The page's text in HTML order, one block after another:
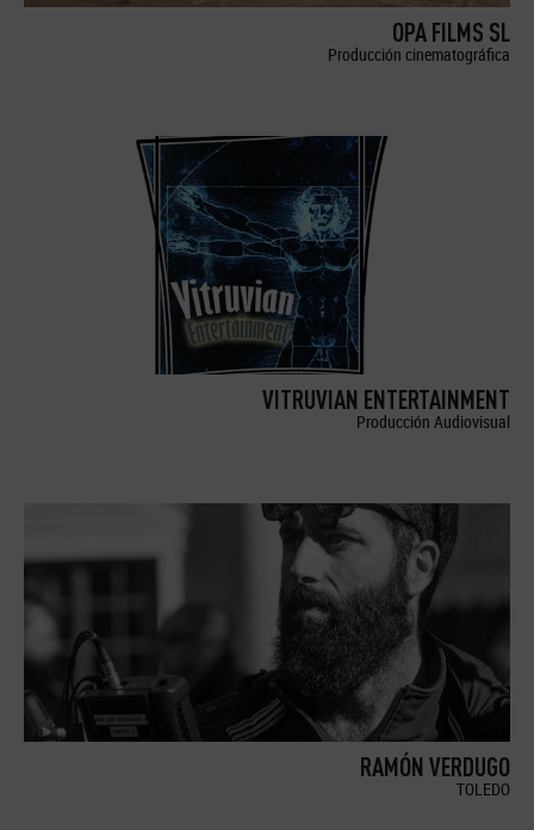
OPA FILMS SL
Producción cinematográfica
VITRUVIAN ENTERTAINMENT
Producción Audiovisual
RAMÓN VERDUGO
TOLEDO